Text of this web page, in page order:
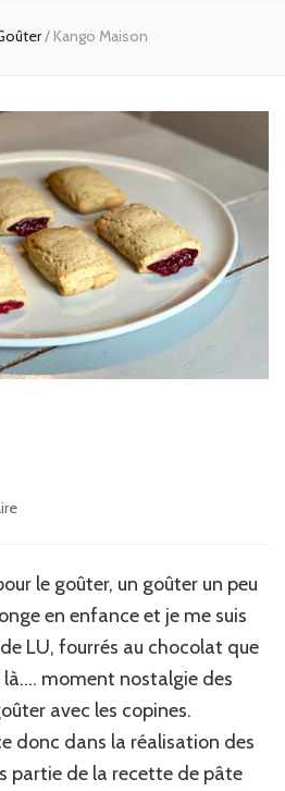
/ Kango Maison
sur
le goûter, un goûter un peu
en enfance et je me suis
LU, fourrés au chocolat que
là…. moment nostalgie des
avec les copines.
donc dans la réalisation des
partie de la recette de pâte